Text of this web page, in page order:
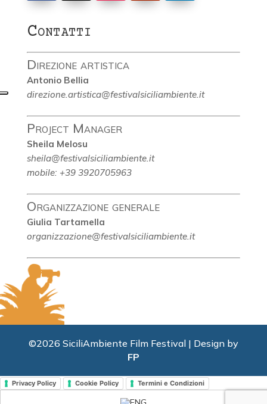
Contatti
Direzione artistica
Antonio Bellia
direzione.artistica@festivalsiciliambiente.it
Project Manager
Sheila Melosu
sheila@festivalsiciliambiente.it
mobile: +39 3920705963
Organizzazione generale
Giulia Tartamella
organizzazione@festivalsiciliambiente.it
©2026 SiciliAmbiente Film Festival | Design by
FP
Privacy Policy Cookie Policy Termini e Condizioni